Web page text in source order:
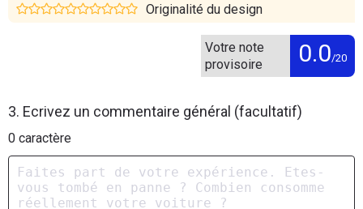
Originalité du design
Votre note
provisoire
0.0/20
3. Ecrivez un commentaire général (facultatif)
0 caractère